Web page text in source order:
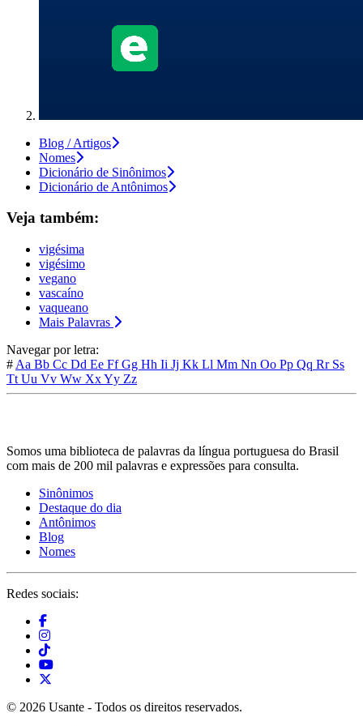
Blog / Artigos
Nomes
Dicionário de Sinônimos
Dicionário de Antônimos
Veja também:
vigésima
vigésimo
vegano
vascaíno
vaqueano
Mais Palavras
Navegar por letra:
# Aa Bb Cc Dd Ee FfGg Hh Ii Jj Kk Ll Mm Nn Oo Pp Qq Rr Ss
Tt Uu Vv Ww XxYy Zz
Somos uma biblioteca de palavras da língua portuguesa do Brasil
com mais de 200 mil palavras e expressões para consulta.
Sinônimos
Destaque do dia
Antônimos
Blog
Nomes
Redes sociais:
© 2026 Usante - Todos os direitos reservados.